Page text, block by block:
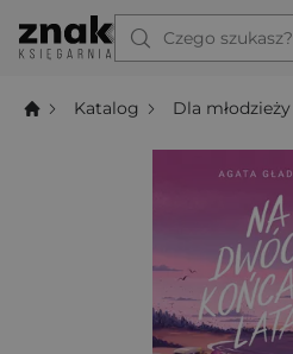
Czego szukasz?
Katalog Dla młodzieży